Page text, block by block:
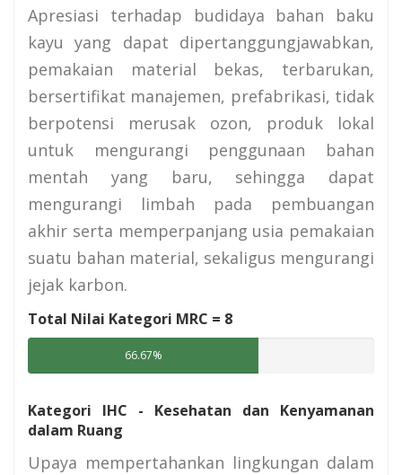
Apresiasi terhadap budidaya bahan baku
kayu yang dapat dipertanggungjawabkan,
pemakaian material bekas, terbarukan,
bersertifikat manajemen, prefabrikasi, tidak
berpotensi merusak ozon, produk lokal
untuk mengurangi penggunaan bahan
mentah yang baru, sehingga dapat
mengurangi limbah pada pembuangan
akhir serta memperpanjang usia pemakaian
suatu bahan material, sekaligus mengurangi
jejak karbon.
Total Nilai Kategori MRC = 8
66.67%
Kategori IHC - Kesehatan dan Kenyamanan
dalam Ruang
Upaya mempertahankan lingkungan dalam